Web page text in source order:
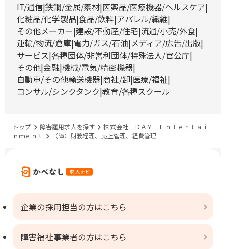
IT/通信 鉄鋼/金属/素材 医薬品/医療機器/ヘルスケア
化粧品/化学製品 食品/飲料 アパレル/繊維
その他メーカー 建設/不動産/住宅 流通/小売/外食
運輸/物流/倉庫 電力/ガス/石油 メディア/広告/出版
サービス 各種団体/非営利団体/特殊法人/官公庁
その他 金融 機械/電気/精密機器
自動車/その他輸送機器 商社/卸 医療/福祉
コンサル/シンクタンク 教育/各種スクール
トップ 障害雇用求人を探す
株式会社 ＤＡＹ Ｅｎｔｅｒｔａｉ
ｎｍｅｎｔ
（障）財務経理、売上管理、経費管理
企業の採用担当の方はこちら
障害福祉事業者の方はこちら